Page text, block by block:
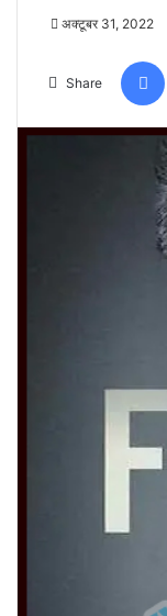
अक्टूबर 31, 2022
Share